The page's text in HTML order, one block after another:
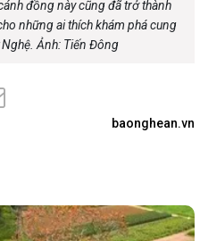
đồng này cũng đã trở thành
những ai thích khám phá cung
Ảnh: Tiến Đông
baonghean.vn